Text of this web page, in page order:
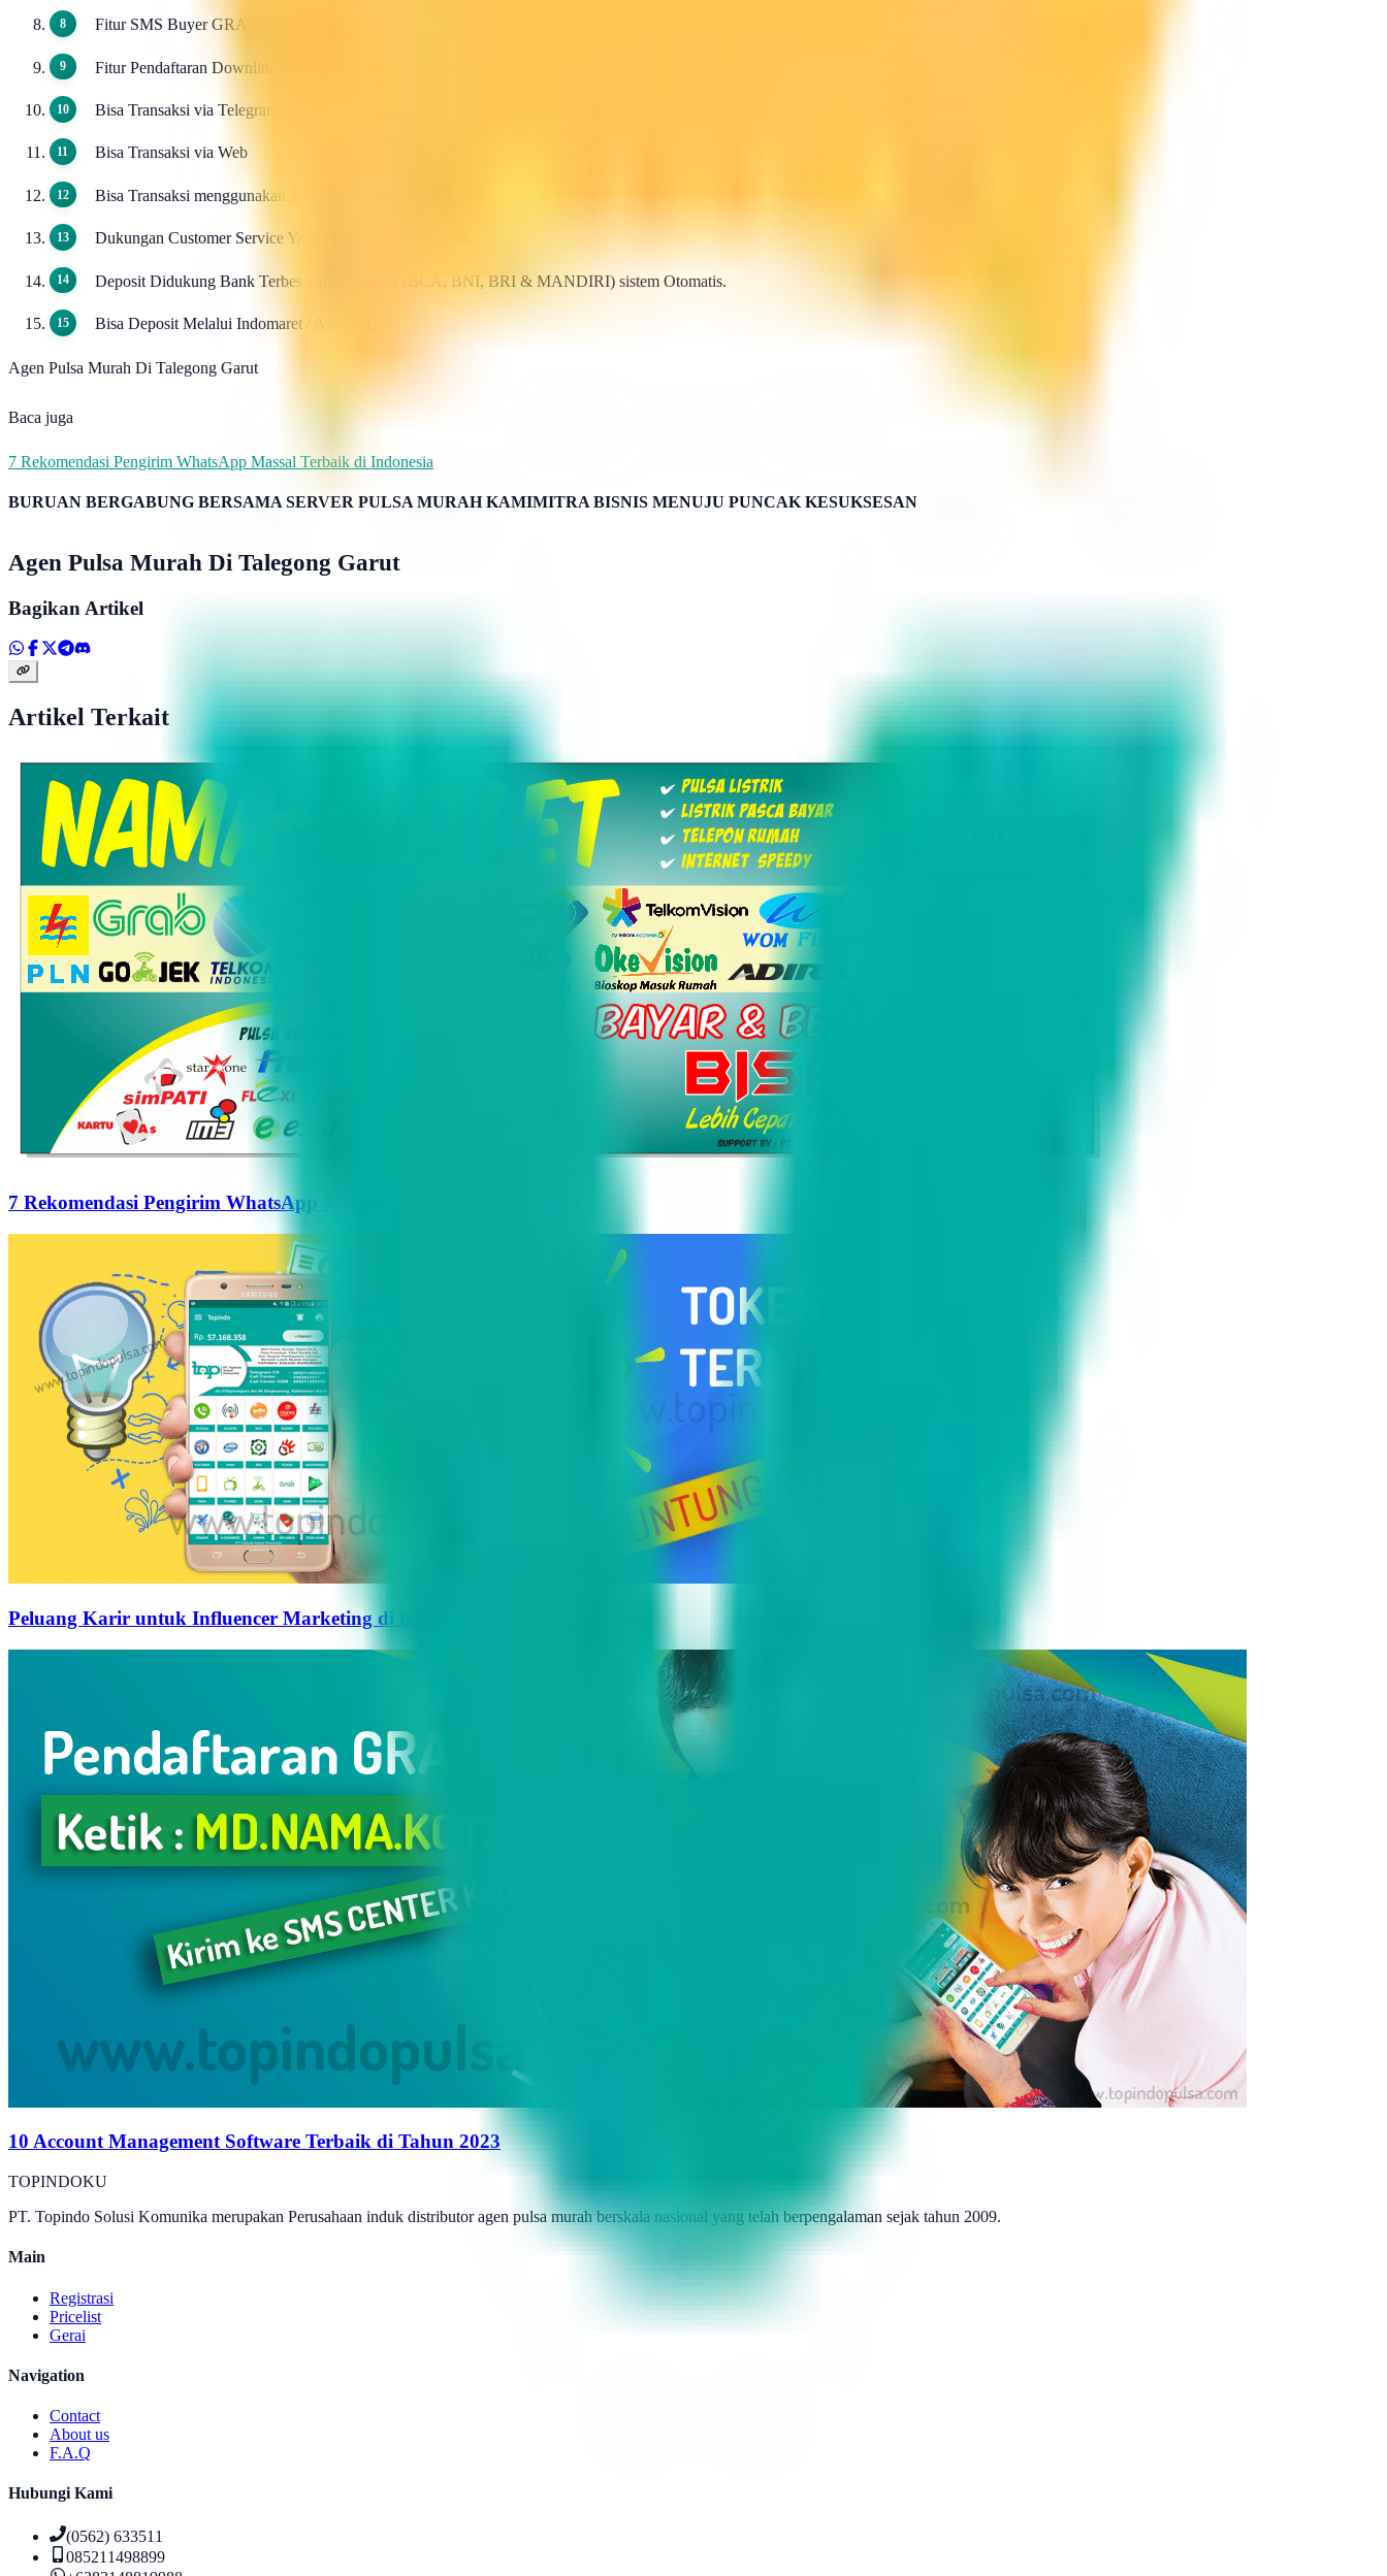
Fitur SMS Buyer GRATIS.
Fitur Pendaftaran Downline Otomatis / AutoReg Downline GRATIS.
Bisa Transaksi via Telegram
Bisa Transaksi via Web
Bisa Transaksi menggunakan Aplikasi Android
Dukungan Customer Service Yang Handal Selama 24jam.
Deposit Didukung Bank Terbesar di Indonesia (BCA, BNI, BRI & MANDIRI) sistem Otomatis.
Bisa Deposit Melalui Indomaret / Alfamart.
Agen Pulsa Murah Di Talegong Garut
Baca juga
7 Rekomendasi Pengirim WhatsApp Massal Terbaik di Indonesia
BURUAN BERGABUNG BERSAMA SERVER PULSA MURAH KAMIMITRA BISNIS MENUJU PUNCAK KESUKSESAN
Agen Pulsa Murah Di Talegong Garut
Bagikan Artikel
Artikel Terkait
7 Rekomendasi Pengirim WhatsApp Massal Terbaik di Indonesia
Peluang Karir untuk Influencer Marketing di tahun 2023
10 Account Management Software Terbaik di Tahun 2023
TOPINDOKU
PT. Topindo Solusi Komunika merupakan Perusahaan induk distributor agen pulsa murah berskala nasional yang telah berpengalaman sejak tahun 2009.
Main
Registrasi
Pricelist
Gerai
Navigation
Contact
About us
F.A.Q
Hubungi Kami
(0562) 633511
085211498899